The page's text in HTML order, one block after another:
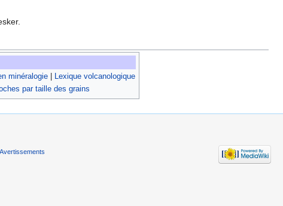
minéralogie
Lexique volcanologique
par taille des grains
Avertissements